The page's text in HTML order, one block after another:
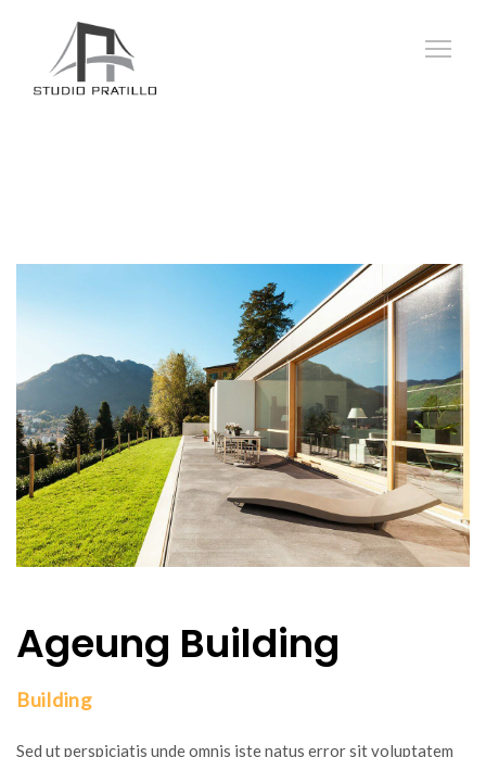
Ageung Building
Building
Sed ut perspiciatis unde omnis iste natus error sit voluptatem